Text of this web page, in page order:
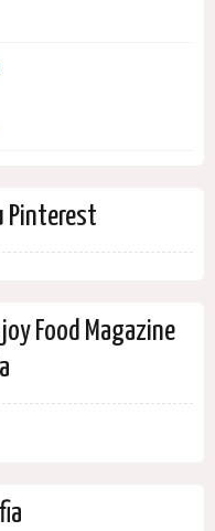
Pinterest
Food Magazine